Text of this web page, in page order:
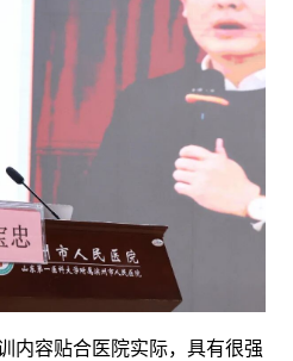
容贴合医院实际，具有很强